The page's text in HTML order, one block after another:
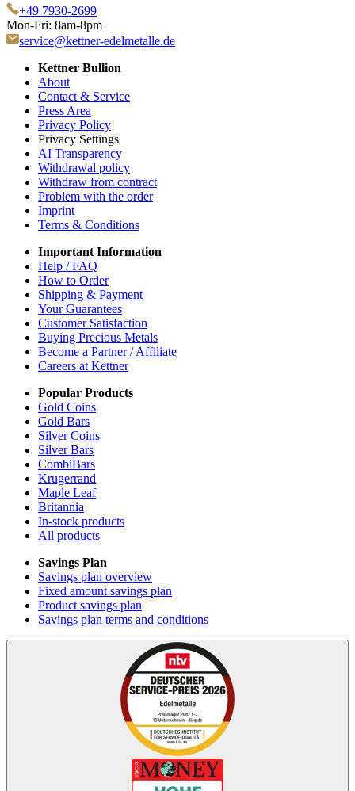
+49 7930-2699
Mon-Fri: 8am-8pm
service@kettner-edelmetalle.de
Kettner Bullion
About
Contact & Service
Press Area
Privacy Policy
Privacy Settings
AI Transparency
Withdrawal policy
Withdraw from contract
Problem with the order
Imprint
Terms & Conditions
Important Information
Help / FAQ
How to Order
Shipping & Payment
Your Guarantees
Customer Satisfaction
Buying Precious Metals
Become a Partner / Affiliate
Careers at Kettner
Popular Products
Gold Coins
Gold Bars
Silver Coins
Silver Bars
CombiBars
Krugerrand
Maple Leaf
Britannia
In-stock products
All products
Savings Plan
Savings plan overview
Fixed amount savings plan
Product savings plan
Savings plan terms and conditions